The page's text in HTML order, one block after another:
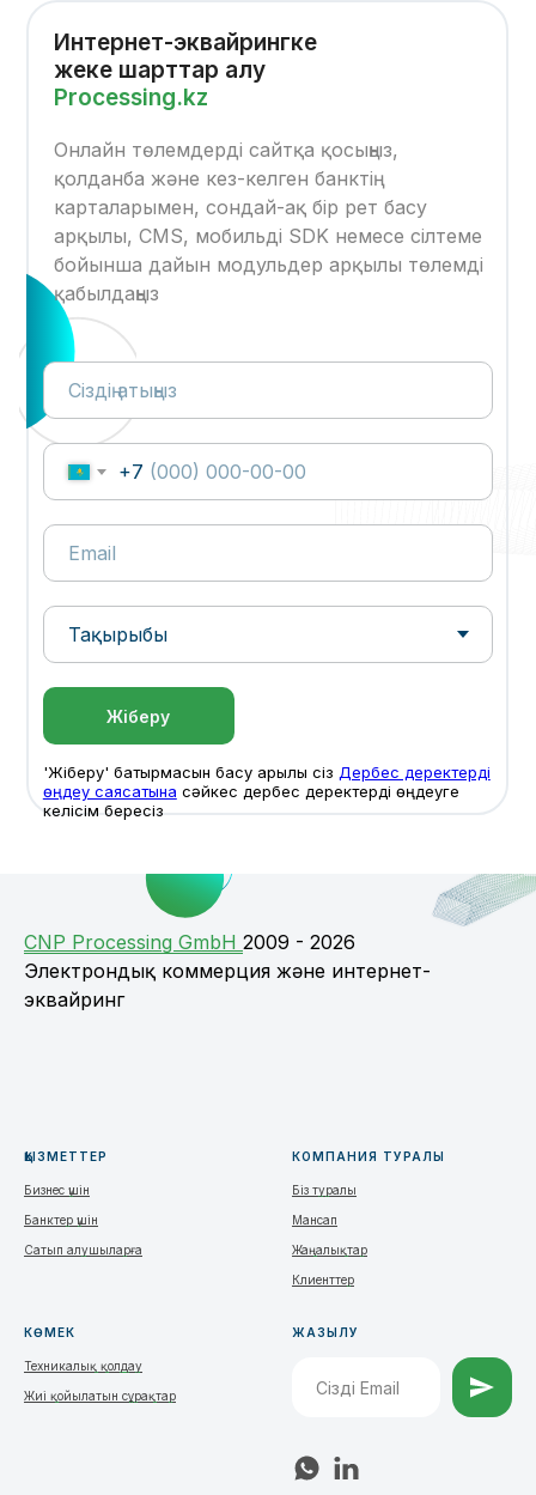
Интернет-эквайрингке
жеке шарттар алу
Processing.kz
Онлайн төлемдерді сайтқа қосыңыз,
қолданба және кез-келген банктің
карталарымен, сондай-ақ бір рет басу
арқылы, CMS, мобильді SDK немесе сілтеме
бойынша дайын модульдер арқылы төлемді
қабылдаңыз
+7
Жіберу
'Жіберу' батырмасын басу арқылы сіз Дербес деректерді
өңдеу саясатына сәйкес дербес деректерді өңдеуге
келісім бересіз
СNP Processing GmbH 2009 - 2026
Электрондық коммерция және интернет-
эквайринг
ҚЫЗМЕТТЕР
Бизнес үшін
Банктер үшін
Сатып алушыларға
КОМПАНИЯ ТУРАЛЫ
Біз туралы
Мансап
Жаңалықтар
Клиенттер
КӨМЕК
Техникалық қолдау
Жиі қойылатын сұрақтар
ЖАЗЫЛУ